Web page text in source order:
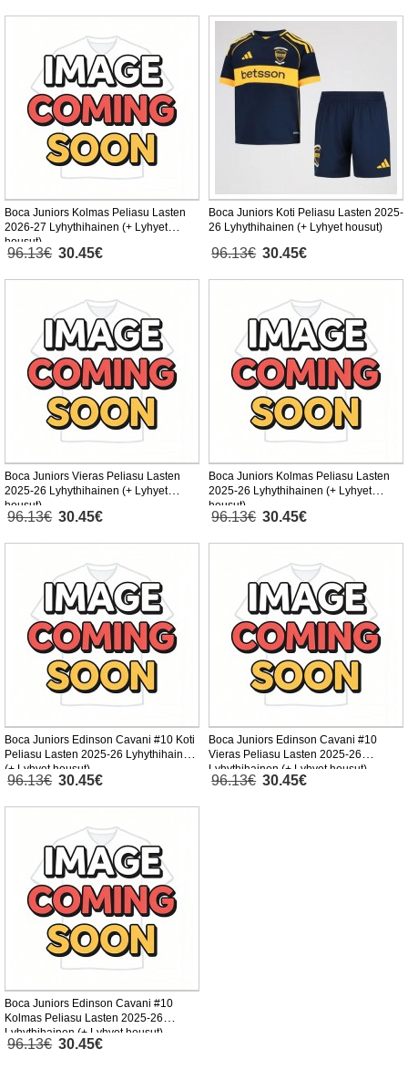
Boca Juniors Kolmas Peliasu Lasten
2026-27 Lyhythihainen (+ Lyhyet
housut)
96.13€ 30.45€
Boca Juniors Koti Peliasu Lasten 2025-
26 Lyhythihainen (+ Lyhyet housut)
96.13€ 30.45€
Boca Juniors Vieras Peliasu Lasten
2025-26 Lyhythihainen (+ Lyhyet
housut)
96.13€ 30.45€
Boca Juniors Kolmas Peliasu Lasten
2025-26 Lyhythihainen (+ Lyhyet
housut)
96.13€ 30.45€
Boca Juniors Edinson Cavani #10 Koti
Peliasu Lasten 2025-26 Lyhythihainen
(+ Lyhyet housut)
96.13€ 30.45€
Boca Juniors Edinson Cavani #10
Vieras Peliasu Lasten 2025-26
Lyhythihainen (+ Lyhyet housut)
96.13€ 30.45€
Boca Juniors Edinson Cavani #10
Kolmas Peliasu Lasten 2025-26
Lyhythihainen (+ Lyhyet housut)
96.13€ 30.45€